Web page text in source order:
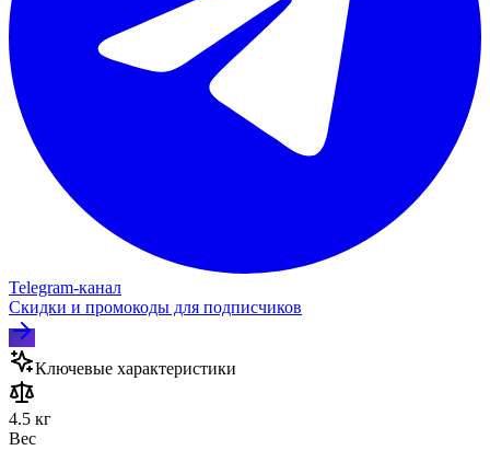
Telegram‑канал
Скидки и промокоды для подписчиков
Ключевые характеристики
4.5 кг
Вес